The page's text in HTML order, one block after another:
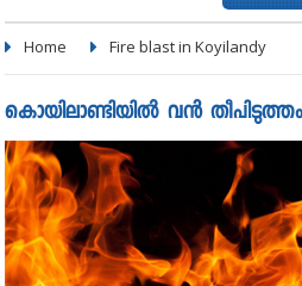
Home Fire blast in Koyilandy
കൊയിലാണ്ടിയില്‍ വന്‍ തീപിടുത്തം